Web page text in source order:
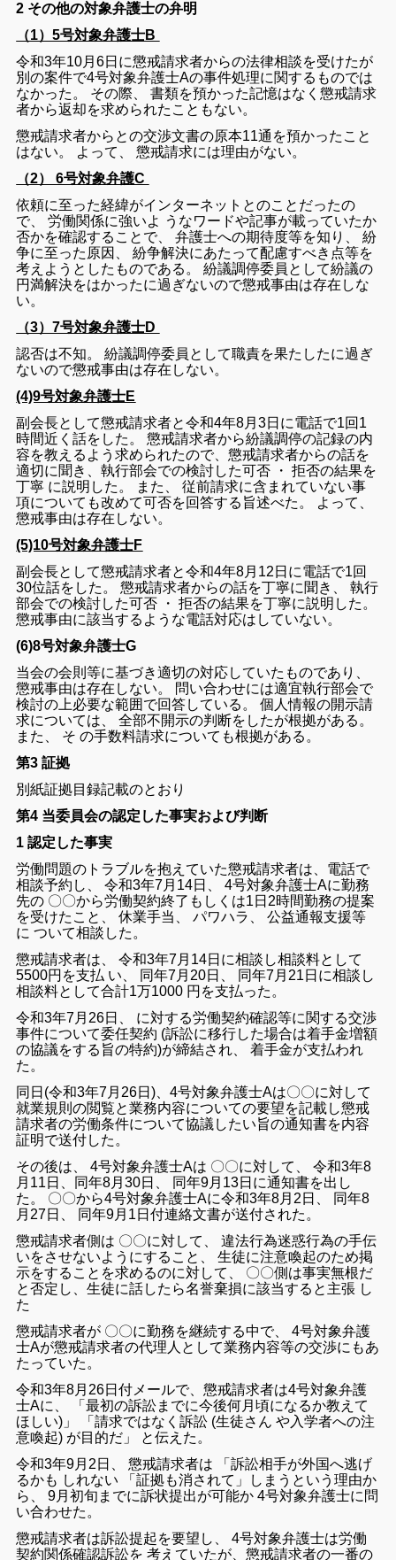
2 その他の対象弁護士の弁明
（1）5号対象弁護士B
令和3年10月6日 に懲戒請求者からの法律相談を受けたが
別の案件で4号対象弁護士Aの事件処理に関する ものでは
なかった 。 その際 、書類を預かった記憶はなく懲戒請求
者から返却を求められた こと もない。
懲戒請求者から との交渉文書の原本11通 を預かった こと
はない。 よって 、懲戒請求には理由がない。
（2） 6号対象弁護C
依頼に至った経緯がインターネット とのこと だったの
で、労働関係に強いよ うなワードや記事が載っていたか
否かを確認する こと で、弁護士への期待度等を知り 、紛
争に至った 原因 、紛争解決にあたって配慮すべき 点等を
考えよ う と した ものである 。紛議調停委員 として紛議の
円満解決をはかったに過ぎないので懲戒事由は存在 しな
い。
（3）7号対象弁護士D
認否は不知。紛議調停委員 として職責を果たしたに過ぎ
ないので懲戒事由は存在 しない。
(4)9号対象弁護士E
副会長として懲戒請求者と令和4年8月3日 に電話で1回 1
時間近く話を した 。懲戒請求者から紛議調停の記録の内
容を教える よう求められたので、懲戒請求者からの話を
適切に聞き 、執行部会での検討した可否 ・拒否の結果を
丁寧 に説明 した 。 また 、従前請求に含まれていない事
項について も改めて可否を回答する 旨述べた 。 よって
懲戒事由は存在 しない。
(5)10号対象弁護士F
副会長として懲戒請求者と令和4年8月 12 日 に電話で1回
30位話を した 。懲戒請求者からの話を丁寧に聞き 、執行
部会での検討した可否 ・拒否の結果を丁寧に説明 した 。
懲戒事由に該当する よう な電話対応は していない。
(6)8号対象弁護士G
当会の会則等に基づき適切の対応していた ものであり
懲戒事由は存在 しない。 問い合わせには適宜執行部会で
検討の 上必要な範囲 で回答している 。個人情報の開示請
求については 、全部不開示の判断を したが根拠がある 。
また
その手数料請求について も根拠がある 。
第3 証拠
別紙証拠目録記載のとおり
第4 当委員会の認定した事実および判断
1 認定した事実
労働問題の トラブルを抱えていた懲戒請求者は 電話で
相談予約 し 、令和3年7月 14日 、4号対象弁護士Aに勤務
先の 〇〇から労働契約終了 もしくは1 日 2時間勤務の提案
を受けた こと 、休業手当 、パワハラ 、公益通報支援等
について相談 した 。
懲戒請求者は 、令和3年7月 14日 に相談 し相談料として
5500円 を支払 い 同年7月 20日 同年7月 21 日 に相談 し
相談料として合計1万1000 円 を支払った 。
令和3年7月 26日 に対する労働契約確認等に関する交渉
事件について委任契約 (訴訟に移行した場合は着手金増額
の協議をする 旨の特約)が締結され 、着手金が支払われ
た 。
同日 (令和3年7月 26日) 、4号対象弁護士Aは〇〇に対して
就業規則の閲覧と業務内容についての要望を記載し懲戒
請求者の労働条件について協議 したい旨の通知書を内容
証明で送付した 。
その後は 、4号対象弁護士Aは 〇〇に対して 、令和3年8
月 11 日 同年8月30日 同年9月 13日 に通知書を出し
た 。 〇〇から4号対象弁護士Aに令和3年8月 2 日 同年8
月 27日 同年9月 1 日付連絡文書が送付された 。
懲戒請求者側 は 〇〇に対して 、違法行為迷惑行為の手伝
いをさせないよう にする こと 、生徒に注意喚起のため掲
示をする こと を求めるのに対して 、 〇〇側は事実無根だ
と否定 し 、生徒に話したら名誉棄損に該当する と 主張 し
た
懲戒請求者が 〇〇に勤務を継続する中で、4号対象弁護
士Aが懲戒請求者の代理人 として業務内容等の交渉に もあ
たっていた 。
令和3年8月 26日付 メールで、懲戒請求者は4号対象弁護
士Aに 「最初の訴訟までに今後何月頃になるか教えて
ほしい) 」 「請求ではなく訴訟 (生徒さんや入学者への注
意喚起) が目的だ 」 と伝え た 。
令和3年9月 2 日 、懲戒請求者は 「訴訟相手が外国へ逃げ
るかも しれない 「証拠も消されて 」 しまう という理由か
ら
、9月初旬 までに訴状提出が可能か4号対象弁護士に 問
い合わせた 。
懲戒請求者は訴訟提起を要望 し 、4号対象弁護士は労働
契約関係確認訴訟を考えていたが 、懲戒請求者の一番の